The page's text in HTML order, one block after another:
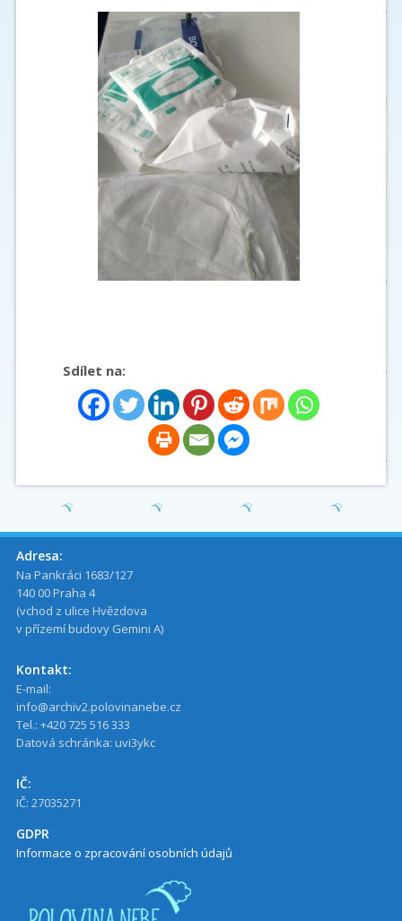
Sdílet na:
Adresa:
Na Pankráci 1683/127
140 00 Praha 4
(vchod z ulice Hvězdova
v přízemí budovy Gemini A)
Kontakt:
E-mail:
info@archiv2.polovinanebe.cz
Tel.: +420 725 516 333
Datová schránka: uvi3ykc
IČ:
IČ: 27035271
GDPR
Informace o zpracování osobních údajů